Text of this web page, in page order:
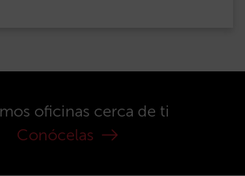
oficinas cerca de ti
Conócelas